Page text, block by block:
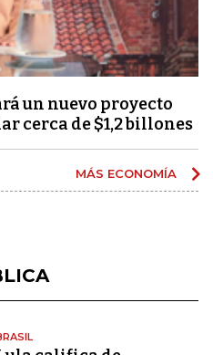
un nuevo proyecto
cerca de $1,2 billones
MÁS ECONOMÍA